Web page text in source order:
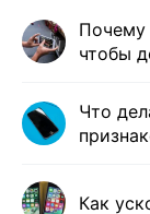
Почему
чтобы
Что
Как